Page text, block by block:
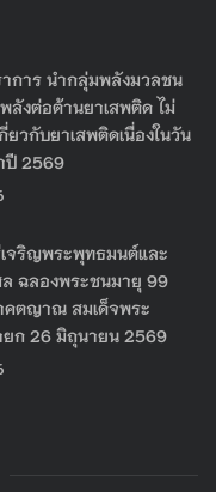
การ นำกลุ่มพลังมวลชน
ลังต่อต้านยาเสพติด ไม่
ยวกับยาเสพติดเนื่องในวัน
ปี 2569
จริญพระพุทธมนต์และ
ฉลองพระชนมายุ 99
คตญาณ สมเด็จพระ
ก 26 มิถุนายน 2569